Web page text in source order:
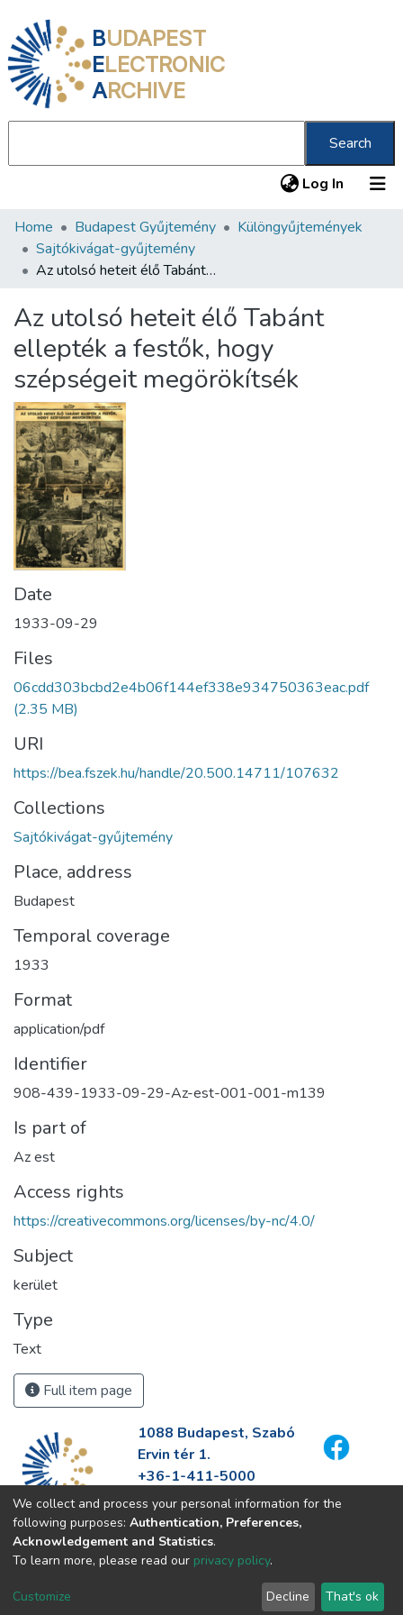
BUDAPEST
ELECTRONIC
ARCHIVE
Search
Log In (current)
Communities & Collections
All of DSpace
About us
Home Budapest Gyűjtemény
Különgyűjtemények
Sajtókivágat-gyűjtemény
Az utolsó heteit élő Tabánt ellepték a festők, hogy szépségeit megörökítsék
Az utolsó heteit élő Tabánt
ellepték a festők, hogy
szépségeit megörökítsék
Date
1933-09-29
Files
06cdd303bcbd2e4b06f144ef338e934750363eac.pdf
(2.35 MB)
URI
https://bea.fszek.hu/handle/20.500.14711/107632
Collections
Sajtókivágat-gyűjtemény
Place, address
Budapest
Temporal coverage
1933
Format
application/pdf
Identifier
908-439-1933-09-29-Az-est-001-001-m139
Is part of
Az est
Access rights
https://creativecommons.org/licenses/by-nc/4.0/
Subject
kerület
Type
Text
Full item page
1088 Budapest, Szabó
Ervin tér 1.
+36-1-411-5000
info@fszek.hu
https://fszek.hu
We collect and process your personal information for the
following purposes: Authentication, Preferences,
Acknowledgement and Statistics.
To learn more, please read our privacy policy.
Customize Decline That's ok